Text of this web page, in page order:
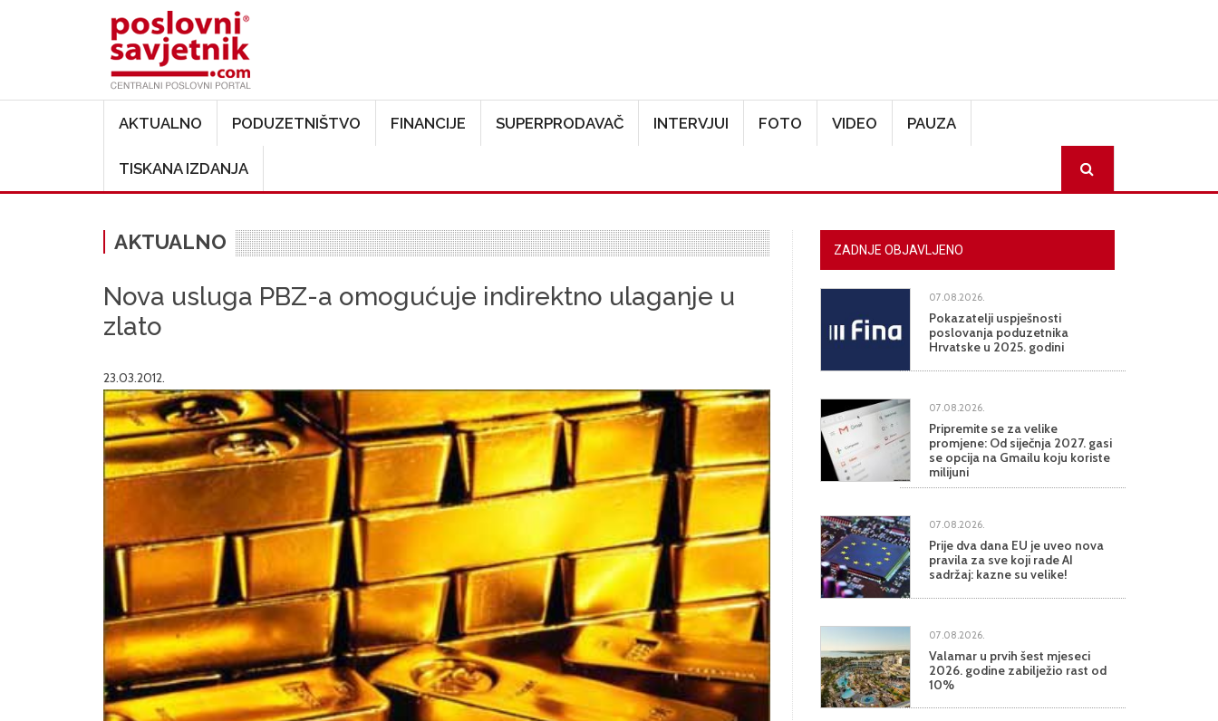
AKTUALNO PODUZETNIŠTVO FINANCIJE SUPERPRODAVAČ INTERVJUI FOTO VIDEO PAUZA
TISKANA IZDANJA
AKTUALNO
Nova usluga PBZ-a omogućuje indirektno ulaganje u
zlato
23.03.2012.
ZADNJE OBJAVLJENO
07.08.2026.
Pokazatelji uspješnosti
poslovanja poduzetnika
Hrvatske u 2025. godini
07.08.2026.
Pripremite se za velike
promjene: Od siječnja 2027. gasi
se opcija na Gmailu koju koriste
milijuni
07.08.2026.
Prije dva dana EU je uveo nova
pravila za sve koji rade AI
sadržaj: kazne su velike!
07.08.2026.
Valamar u prvih šest mjeseci
2026. godine zabilježio rast od
10%